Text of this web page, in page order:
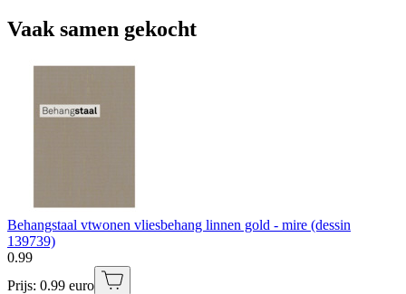
Vaak samen gekocht
Behangstaal vtwonen vliesbehang linnen gold - mire (dessin
139739)
0.99
Prijs: 0.99 euro